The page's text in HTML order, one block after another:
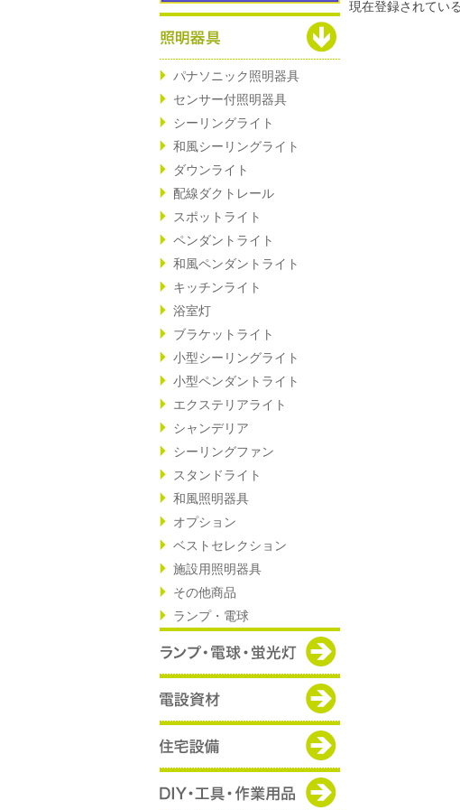
パナソニック照明器具
センサー付照明器具
シーリングライト
和風シーリングライト
ダウンライト
配線ダクトレール
スポットライト
ペンダントライト
和風ペンダントライト
キッチンライト
浴室灯
ブラケットライト
小型シーリングライト
小型ペンダントライト
エクステリアライト
シャンデリア
シーリングファン
スタンドライト
和風照明器具
オプション
ベストセレクション
施設用照明器具
その他商品
ランプ・電球
現在登録されてい